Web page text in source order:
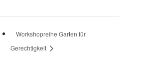
Workshopreihe Garten für
Gerechtigkeit